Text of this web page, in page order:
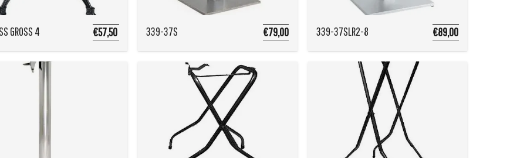
GROSS 4 €57,50 339-37S €79,00 339-37SLR2-8 €89,00